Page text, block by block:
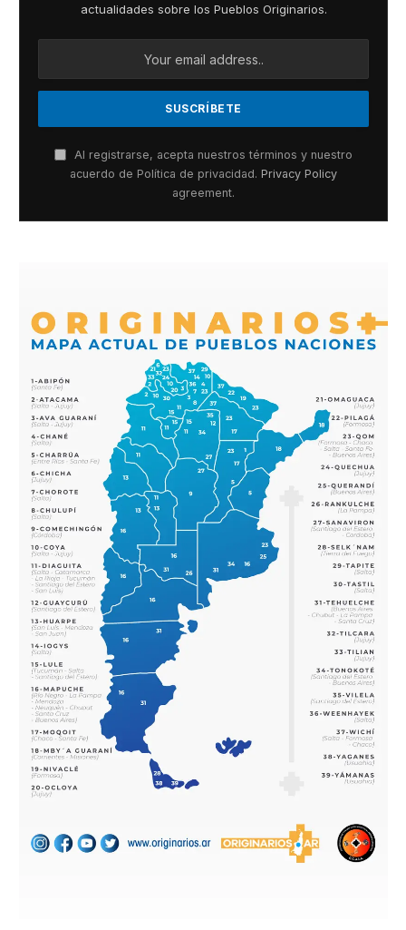
actualidades sobre los Pueblos Originarios.
Al registrarse, acepta nuestros términos y nuestro
acuerdo de Política de privacidad. Privacy Policy
agreement.